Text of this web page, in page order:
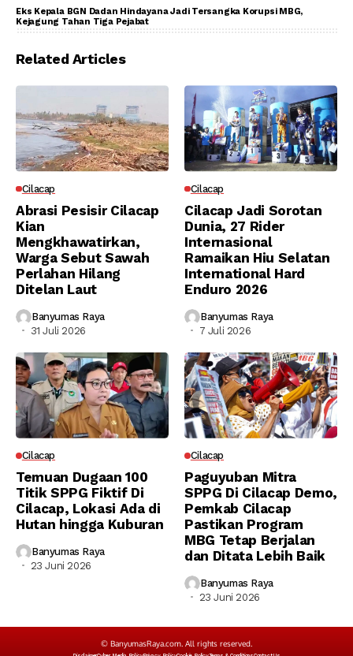
Eks Kepala BGN Dadan Hindayana Jadi Tersangka Korupsi MBG,
Kejagung Tahan Tiga Pejabat
Related Articles
Cilacap
Abrasi Pesisir Cilacap
Kian
Mengkhawatirkan,
Warga Sebut Sawah
Perlahan Hilang
Ditelan Laut
Banyumas Raya
31 Juli 2026
Cilacap
Cilacap Jadi Sorotan
Dunia, 27 Rider
Internasional
Ramaikan Hiu Selatan
International Hard
Enduro 2026
Banyumas Raya
7 Juli 2026
Cilacap
Temuan Dugaan 100
Titik SPPG Fiktif Di
Cilacap, Lokasi Ada di
Hutan hingga Kuburan
Banyumas Raya
23 Juni 2026
Cilacap
Paguyuban Mitra
SPPG Di Cilacap Demo,
Pemkab Cilacap
Pastikan Program
MBG Tetap Berjalan
dan Ditata Lebih Baik
Banyumas Raya
23 Juni 2026
© BanyumasRaya.com. All rights reserved.